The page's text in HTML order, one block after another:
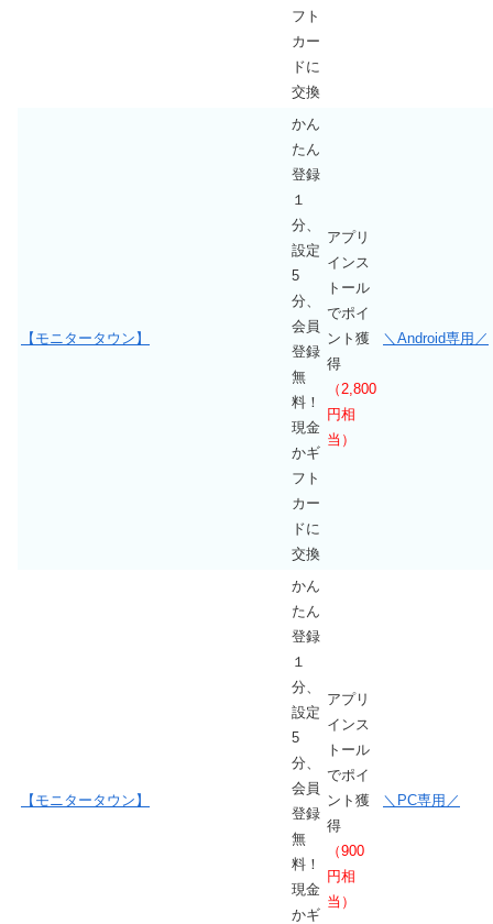
フト
カー
ドに
交換
【モニタータウン 】
かん
たん
登録
１
分、
設定
5
分、
会員
登録
無
料！
現金
かギ
フト
カー
ドに
交換
アプリ
インス
トール
でポイ
ント獲
得
（2,800
円相
当）
＼Android専用／
【モニタータウン】
かん
たん
登録
１
分、
設定
5
分、
会員
登録
無
料！
現金
かギ
アプリ
インス
トール
でポイ
ント獲
得
（900
円相
当）
＼PC専用／